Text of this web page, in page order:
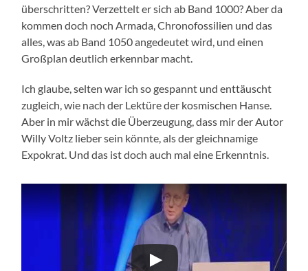
überschritten? Verzettelt er sich ab Band 1000? Aber da
kommen doch noch Armada, Chronofossilien und das
alles, was ab Band 1050 angedeutet wird, und einen
Großplan deutlich erkennbar macht.
Ich glaube, selten war ich so gespannt und enttäuscht
zugleich, wie nach der Lektüre der kosmischen Hanse.
Aber in mir wächst die Überzeugung, dass mir der Autor
Willy Voltz lieber sein könnte, als der gleichnamige
Expokrat. Und das ist doch auch mal eine Erkenntnis.